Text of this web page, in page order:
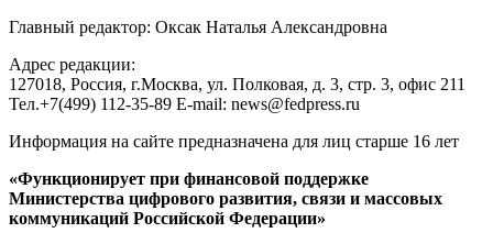
Главный редактор: Оксак Наталья Александровна
Адрес редакции:
127018, Россия, г.Москва, ул. Полковая, д. 3, стр. 3, офис 211
Тел.+7(499) 112-35-89 E-mail: news@fedpress.ru
Информация на сайте предназначена для лиц старше 16 лет
«Функционирует при финансовой поддержке
Министерства цифрового развития, связи и массовых
коммуникаций Российской Федерации»